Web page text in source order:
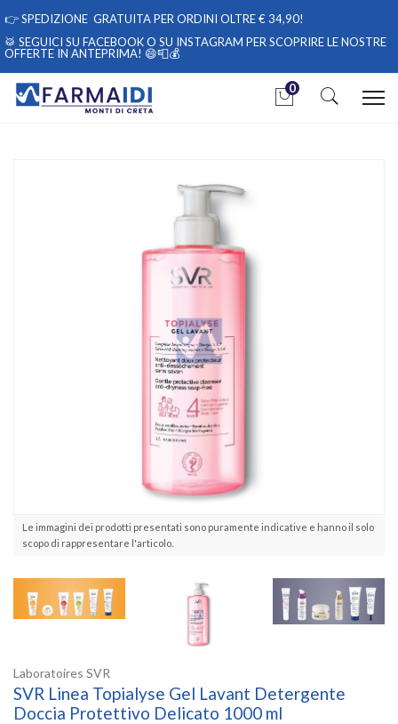
👉SPEDIZIONE GRATUITA PER ORDINI OLTRE € 34,90!
🥁 SEGUICI SU FACEBOOKO SU INSTAGRAM PER SCOPRIRE LE NOSTRE
OFFERTE IN ANTEPRIMA! 😄📮💰
0
Delicato 1000 ml
SVR Linea Topialyse Gel Lavant Detergente Doccia Protettivo
Delicato 1000 ml
Le immagini dei prodotti presentati sono puramente indicative e hanno il solo
scopo di rappresentare l'articolo.
Laboratoires SVR
SVR Linea Topialyse Gel Lavant Detergente
Doccia Protettivo Delicato 1000 ml